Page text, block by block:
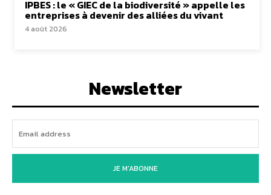
IPBES : le « GIEC de la biodiversité » appelle les
entreprises à devenir des alliées du vivant
4 août 2026
Newsletter
JE M'ABONNE